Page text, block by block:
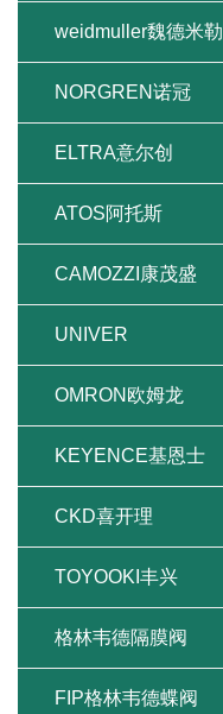
weidmuller魏德米勒
NORGREN诺冠
ELTRA意尔创
ATOS阿托斯
CAMOZZI康茂盛
UNIVER
OMRON欧姆龙
KEYENCE基恩士
CKD喜开理
TOYOOKI丰兴
格林韦德隔膜阀
FIP格林韦德蝶阀